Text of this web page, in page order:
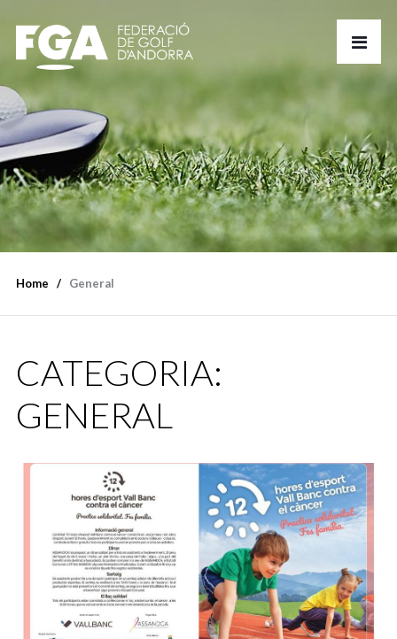
Home General
CATEGORIA:
GENERAL